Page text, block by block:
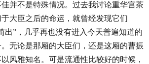
并不是特殊情况。过去我讨论重华宫茶
大臣之后的命运，就曾经发现它们
出”，几乎再也没有进入今天普遍知道的
无论是那厢的大臣们，还是这厢的曹振
风雅知名。可是流通性比较好的时候，